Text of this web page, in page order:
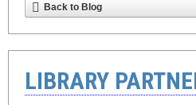
Back to Blog
LIBRARY